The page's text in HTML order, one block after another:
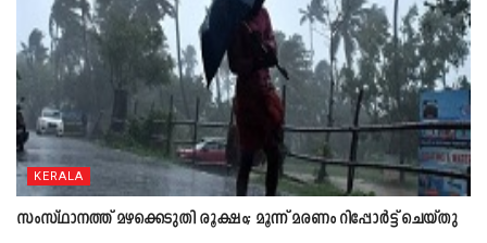
KERALA
സംസ്ഥാനത്ത് മഴക്കെടുതി രൂക്ഷം; മൂന്ന് മരണം റിപ്പോർട്ട് ചെയ്തു